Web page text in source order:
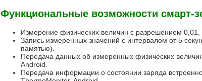
Функциональные возможности cмарт-
Измерение физических величин с разрешением 0,01.
Запись измеренных значений с интервалом от 5
памятью).
Передача данных об измеренных физических
Android.
Передача информации о состоянии заряда